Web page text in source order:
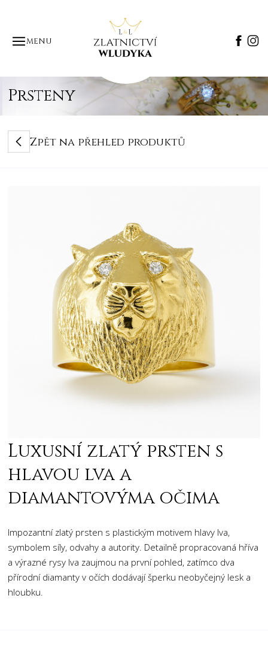
MENU
Prsteny
Zpět na přehled produktů
Luxusní zlatý prsten s
hlavou lva a
diamantovýma očima
Impozantní zlatý prsten s plastickým motivem hlavy lva,
symbolem síly, odvahy a autority. Detailně propracovaná hříva
a výrazné rysy lva zaujmou na první pohled, zatímco dva
přírodní diamanty v očích dodávají šperku neobyčejný lesk a
hloubku.